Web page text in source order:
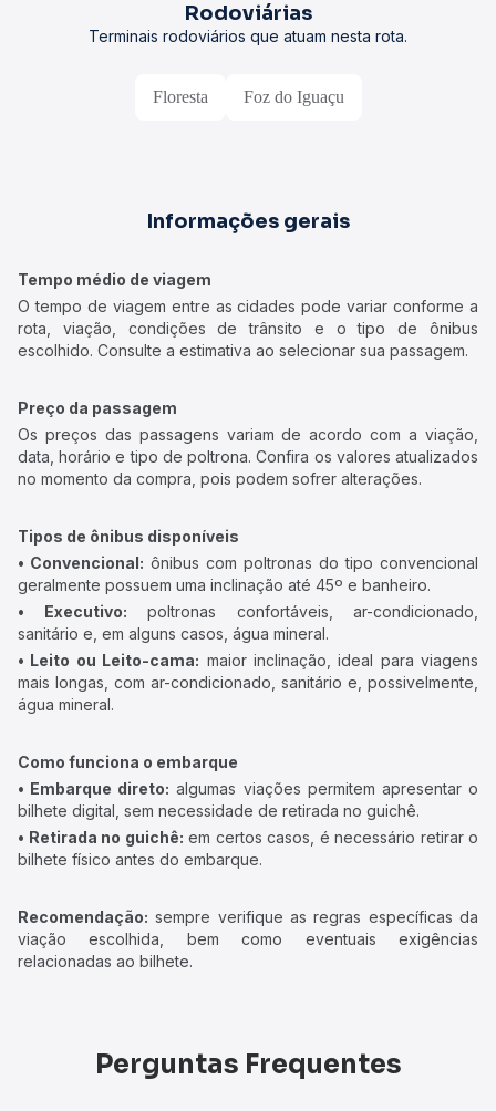
Rodoviárias
Terminais rodoviários que atuam nesta rota.
Floresta Foz do Iguaçu
Informações gerais
Tempo médio de viagem
O tempo de viagem entre as cidades pode variar conforme a
rota, viação, condições de trânsito e o tipo de ônibus
escolhido. Consulte a estimativa ao selecionar sua passagem.
Preço da passagem
Os preços das passagens variam de acordo com a viação,
data, horário e tipo de poltrona. Confira os valores atualizados
no momento da compra, pois podem sofrer alterações.
Tipos de ônibus disponíveis
• Convencional: ônibus com poltronas do tipo convencional
geralmente possuem uma inclinação até 45º e banheiro.
• Executivo: poltronas confortáveis, ar-condicionado,
sanitário e, em alguns casos, água mineral.
• Leito ou Leito-cama: maior inclinação, ideal para viagens
mais longas, com ar-condicionado, sanitário e, possivelmente,
água mineral.
Como funciona o embarque
• Embarque direto: algumas viações permitem apresentar o
bilhete digital, sem necessidade de retirada no guichê.
• Retirada no guichê: em certos casos, é necessário retirar o
bilhete físico antes do embarque.
Recomendação: sempre verifique as regras específicas da
viação escolhida, bem como eventuais exigências
relacionadas ao bilhete.
Perguntas Frequentes